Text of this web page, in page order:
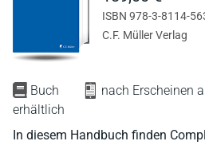
Buch
nach Erscheinen
erhältlich
In diesem Handbuch finden
ISBN 978-3-8114-
C.F. Müller Verlag